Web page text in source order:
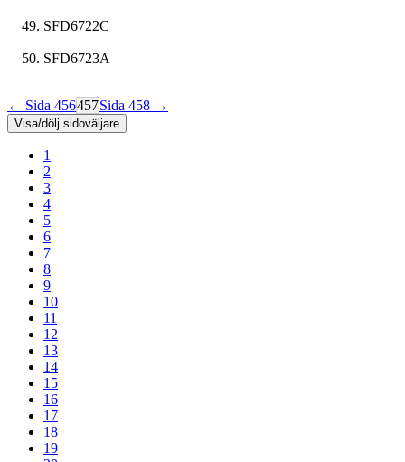
SFD6722C
SFD6723A
← Sida 456457Sida 458 →
Visa/dölj sidoväljare
1
2
3
4
5
6
7
8
9
10
11
12
13
14
15
16
17
18
19